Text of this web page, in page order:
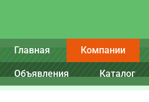
Главная Компании
Объявления Каталог